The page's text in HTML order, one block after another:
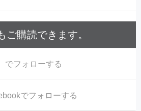
ご購読できます。
でフォローする
でフォローする